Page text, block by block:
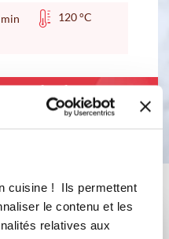
cuisine ! Ils permettent
le contenu et les
relatives aux
min
120 °C
!